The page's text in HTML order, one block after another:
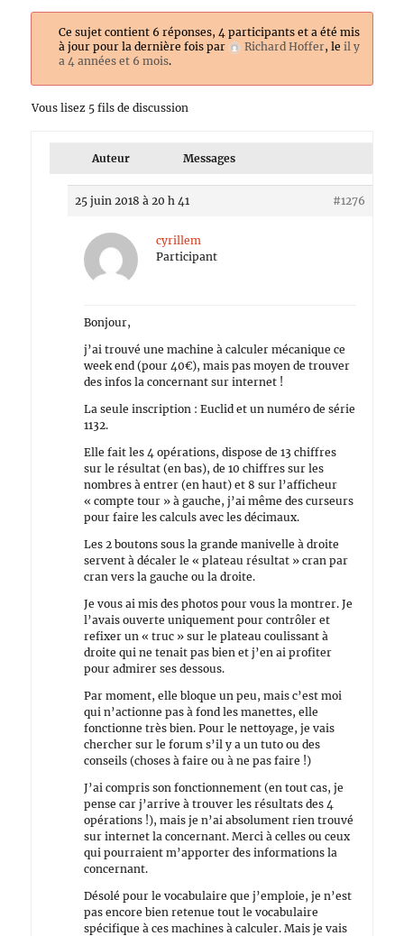
Ce sujet contient 6 réponses, 4 participants et a été mis
à jour pour la dernière fois par
Richard Hoffer, le il y
a 4 années et 6 mois.
Vous lisez 5 fils de discussion
Auteur Messages
25 juin 2018 à 20 h 41 #1276
cyrillem
Participant
Bonjour,
j’ai trouvé une machine à calculer mécanique ce
week end (pour 40€), mais pas moyen de trouver
des infos la concernant sur internet !
La seule inscription : Euclid et un numéro de série
1132.
Elle fait les 4 opérations, dispose de 13 chiffres
sur le résultat (en bas), de 10 chiffres sur les
nombres à entrer (en haut) et 8 sur l’afficheur
« compte tour » à gauche, j’ai même des curseurs
pour faire les calculs avec les décimaux.
Les 2 boutons sous la grande manivelle à droite
servent à décaler le « plateau résultat » cran par
cran vers la gauche ou la droite.
Je vous ai mis des photos pour vous la montrer. Je
l’avais ouverte uniquement pour contrôler et
refixer un « truc » sur le plateau coulissant à
droite qui ne tenait pas bien et j’en ai profiter
pour admirer ses dessous.
Par moment, elle bloque un peu, mais c’est moi
qui n’actionne pas à fond les manettes, elle
fonctionne très bien. Pour le nettoyage, je vais
chercher sur le forum s’il y a un tuto ou des
conseils (choses à faire ou à ne pas faire !)
J’ai compris son fonctionnement (en tout cas, je
pense car j’arrive à trouver les résultats des 4
opérations !), mais je n’ai absolument rien trouvé
sur internet la concernant. Merci à celles ou ceux
qui pourraient m’apporter des informations la
concernant.
Désolé pour le vocabulaire que j’emploie, je n’est
pas encore bien retenue tout le vocabulaire
spécifique à ces machines à calculer. Mais je vais